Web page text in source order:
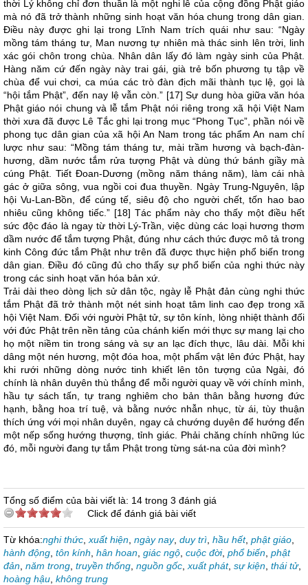
thời Lý không chỉ đơn thuần là một nghi lễ của cộng đồng Phật giáo
mà nó đã trở thành những sinh hoạt văn hóa chung trong dân gian.
Điều này được ghi lại trong Lĩnh Nam trích quái như sau: “Ngày
mồng tám tháng tư, Man nương tự nhiên mà thác sinh lên trời, linh
xác gói chôn trong chùa. Nhân dân lấy đó làm ngày sinh của Phật.
Hàng năm cứ đến ngày này trai gái, già trẻ bốn phương tụ tập về
chùa để vui chơi, ca múa các trò đàn địch mãi thành tục lệ, gọi là
“hội tắm Phật”, đến nay lệ vẫn còn.” [17] Sự dung hòa giữa văn hóa
Phật giáo nói chung và lễ tắm Phật nói riêng trong xã hội Việt Nam
thời xưa đã được Lê Tắc ghi lại trong mục “Phong Tục”, phần nói về
phong tục dân gian của xã hội An Nam trong tác phẩm An nam chí
lược như sau: “Mồng tám tháng tư, mài trầm hương và bạch-đàn-
hương, dầm nước tắm rửa tượng Phật và dùng thứ bánh giầy mà
cúng Phật. Tiết Đoan-Dương (mồng năm tháng năm), làm cái nhà
gác ở giữa sông, vua ngồi coi đua thuyền. Ngày Trung-Nguyên, lập
hội Vu-Lan-Bồn, để cúng tế, siêu độ cho người chết, tốn hao bao
nhiêu cũng không tiếc.” [18] Tác phẩm này cho thấy một điều hết
sức độc đáo là ngay từ thời Lý-Trần, việc dùng các loại hương thơm
dầm nước để tắm tượng Phật, đúng như cách thức được mô tả trong
kinh Công đức tắm Phật như trên đã được thực hiện phổ biến trong
dân gian. Điều đó cũng đủ cho thấy sự phổ biến của nghi thức này
trong các sinh hoạt văn hóa bản xứ.
Trải dài theo dòng lịch sử dân tộc, ngày lễ Phật đản cùng nghi thức
tắm Phật đã trở thành một nét sinh hoạt tâm linh cao đẹp trong xã
hội Việt Nam. Đối với người Phật tử, sự tôn kính, lòng nhiệt thành đối
với đức Phật trên nền tảng của chánh kiến mới thực sự mang lại cho
họ một niềm tin trong sáng và sự an lạc đích thực, lâu dài. Mỗi khi
dâng một nén hương, một đóa hoa, một phẩm vật lên đức Phật, hay
khi rưới những dòng nước tinh khiết lên tôn tượng của Ngài, đó
chính là nhân duyên thù thắng để mỗi người quay về với chính mình,
hầu tự sách tấn, tự trang nghiêm cho bản thân bằng hương đức
hạnh, bằng hoa trí tuệ, và bằng nước nhẫn nhục, từ ái, tùy thuận
thích ứng với mọi nhân duyên, ngay cả chướng duyên để hướng đến
một nếp sống hướng thượng, tỉnh giác. Phải chăng chính những lúc
đó, mỗi người đang tự tắm Phật trong từng sát-na của đời mình?
Tổng số điểm của bài viết là: 14 trong 3 đánh giá
Click để đánh giá bài viết
Từ khóa:nghi thức xuất hiện ngày nay, duy trì hầu hết, phật giáo
hành động tôn kính hân hoan giác ngộ cuộc đời, phổ biến phật
đản năm trong truyền thống nguồn gốc xuất phát, sự kiện thái tử,
hoàng hậu không trung